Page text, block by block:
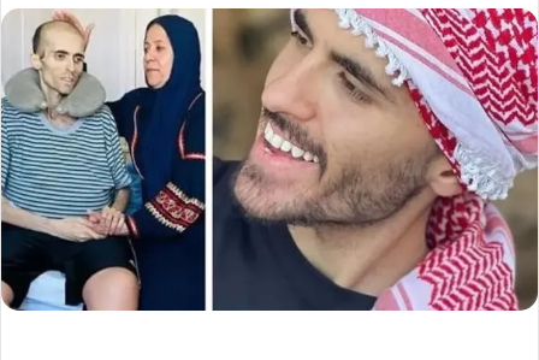
إلكترونيا